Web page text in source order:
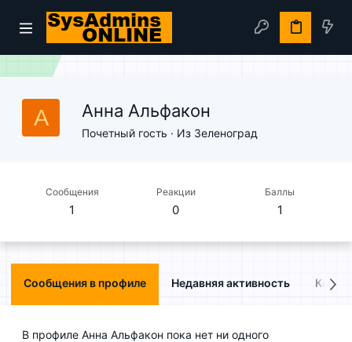
А Анна Альфакон
Почетный гость · Из Зеленоград
Сообщения
1
Реакции
0
Баллы
1
Сообщения в профиле Недавняя активность
В профиле Анна Альфакон пока нет ни одного